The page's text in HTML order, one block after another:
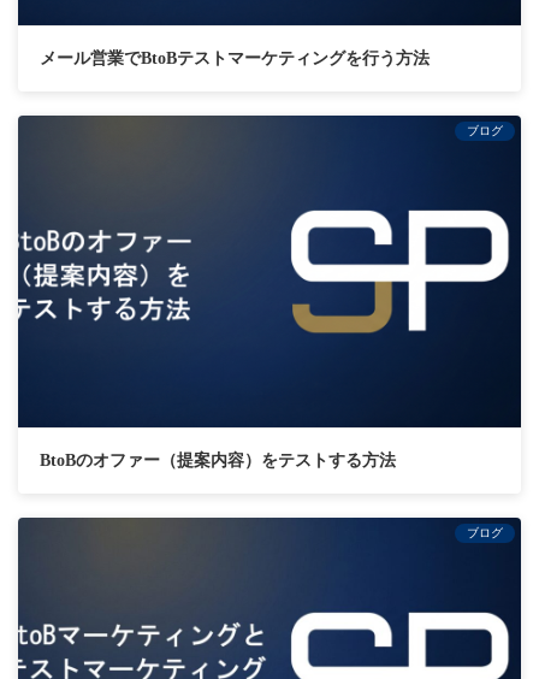
メール営業でBtoBテストマーケティングを行う方法
ブログ
BtoBのオファー（提案内容）をテストする方法
ブログ